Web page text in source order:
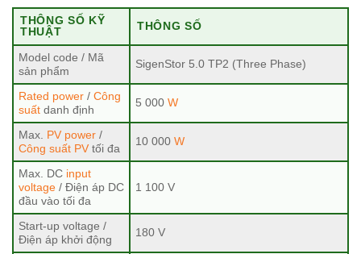
THÔNG SỐ KỸ
THUẬT
THÔNG SỐ
Model code / Mã
sản phẩm
SigenStor 5.0 TP2 (Three Phase)
Rated power / Công
suất danh định
5 000 W
Max. PV power /
Công suất PV tối đa
10 000 W
Max. DC input
voltage / Điện áp DC
đầu vào tối đa
1 100 V
Start-up voltage /
Điện áp khởi động
180 V